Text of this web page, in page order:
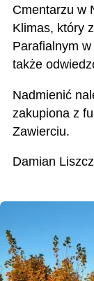
Cmentarzu w
Klimas, który
Parafialnym
także
Nadmienić
zakupiona z
Zawierciu.
Damian